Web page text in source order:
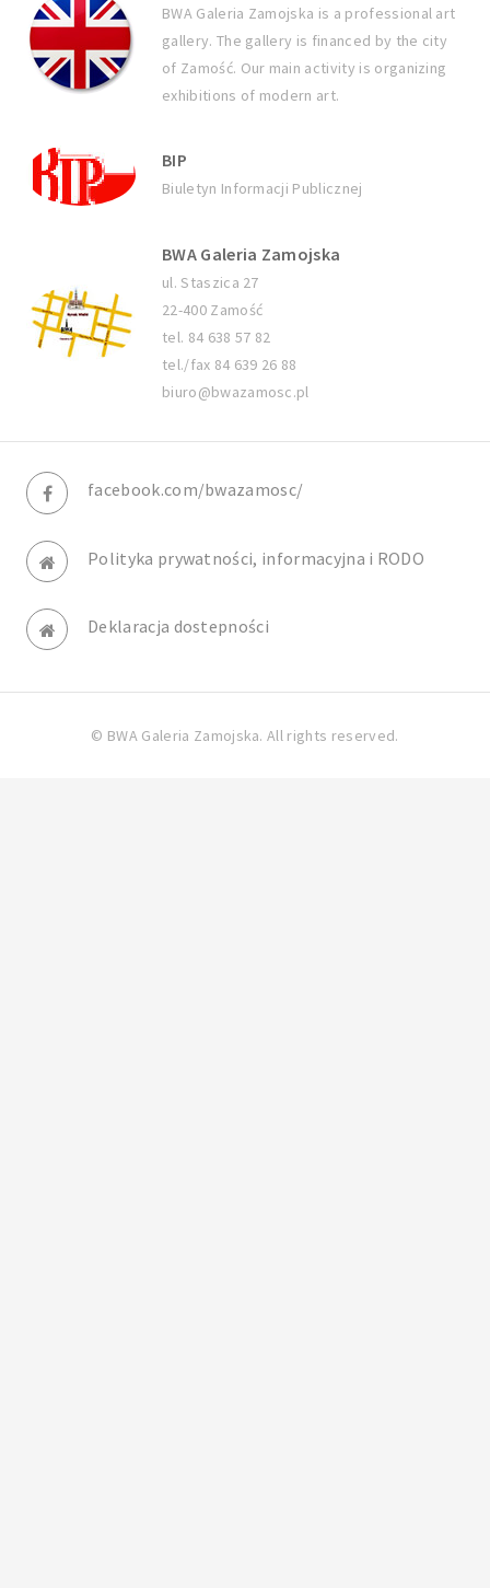
BWA Galeria Zamojska is a professional art
gallery. The gallery is financed by the city
of Zamość. Our main activity is organizing
exhibitions of modern art.
BIP
Biuletyn Informacji Publicznej
BWA Galeria Zamojska
ul. Staszica 27
22-400 Zamość
tel. 84 638 57 82
tel./fax 84 639 26 88
biuro@bwazamosc.pl
facebook.com/bwazamosc/
Polityka prywatności, informacyjna i RODO
Deklaracja dostepności
© BWA Galeria Zamojska. All rights reserved.